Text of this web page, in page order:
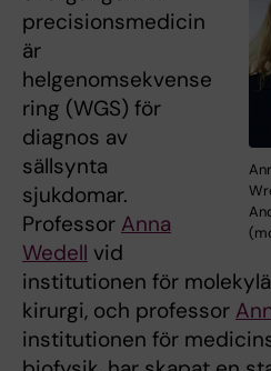
precisionsmedicin
är
helgenomsekvense
ring (WGS) för
diagnos av
sällsynta
sjukdomar.
Professor Anna
Wedell vid
institutionen för
kirurgi, och professor
institutionen för